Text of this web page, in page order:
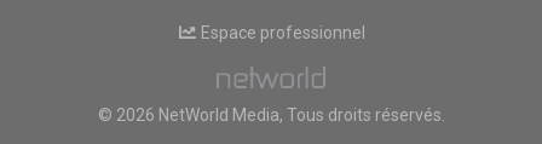
Espace professionnel
© 2026 NetWorld Media, Tous droits réservés.